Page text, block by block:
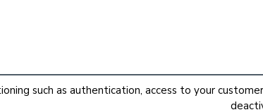
such as authentication, access to your